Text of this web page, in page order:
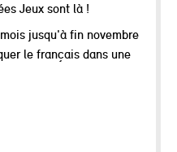
Jeux sont là !
jusqu'à fin novembre
le français dans une